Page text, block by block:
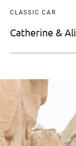
CLASSIC CAR
Catherine & Ali